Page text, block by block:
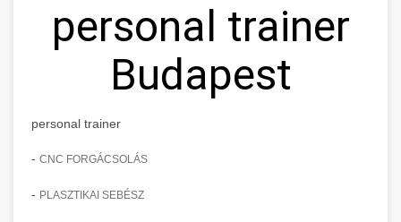
personal trainer
Budapest
personal trainer
- CNC FORGÁCSOLÁS
- PLASZTIKAI SEBÉSZ